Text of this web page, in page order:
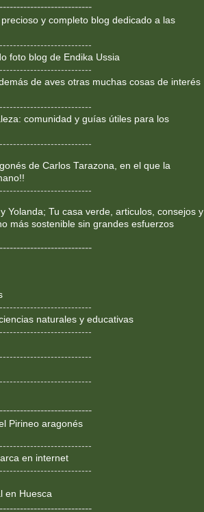
y completo blog dedicado a las
foto blog de Endika Ussia
de aves otras muchas cosas de interés
comunidad y guías útiles para los
de Carlos Tarazona, en el que la
Yolanda; Tu casa verde, articulos, consejos y
más sostenible sin grandes esfuerzos
naturales y educativas
Pirineo aragonés
en internet
en Huesca